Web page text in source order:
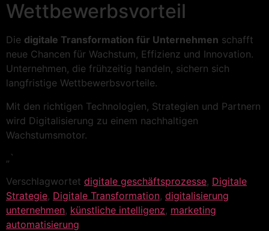
Wettbewerbsvorteil
Die digitale Transformation für Unternehmen schafft
neue Chancen für Wachstum, Effizienz und Innovation.
Unternehmen, die frühzeitig handeln, sichern sich
langfristige Wettbewerbsvorteile.
Mit den richtigen Technologien, Strategien und Partnern
wird Digitalisierung zu einem nachhaltigen
Wachstumsmotor.
„`
Verschlagwortet digitale geschäftsprozesse, Digitale
Strategie, Digitale Transformation, digitalisierung
unternehmen, künstliche intelligenz, marketing
automatisierung